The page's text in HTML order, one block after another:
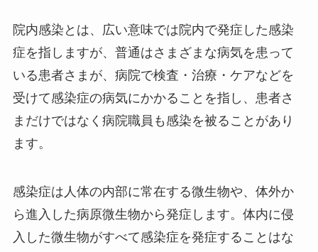
院内感染とは、広い意味では院内で発症した感染
症を指しますが、普通はさまざまな病気を患って
いる患者さまが、病院で検査・治療・ケアなどを
受けて感染症の病気にかかることを指し、患者さ
まだけではなく病院職員も感染を被ることがあり
ます。
感染症は人体の内部に常在する微生物や、体外か
ら進入した病原微生物から発症します。体内に侵
入した微生物がすべて感染症を発症することはな